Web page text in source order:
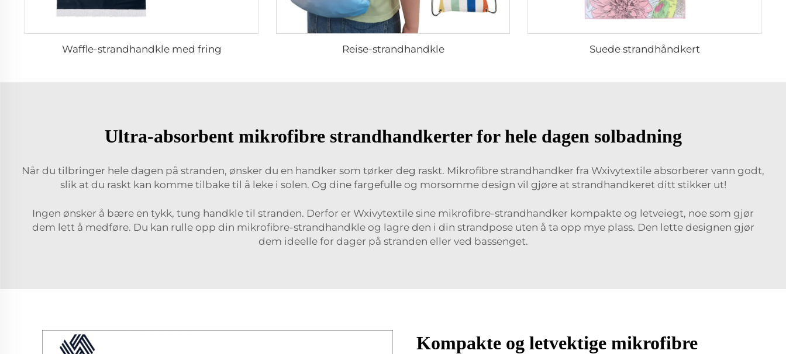
Waffle-strandhandkle med fring Reise-strandhandkle Suede strandhåndkert
Ultra-absorbent mikrofibre strandhandkerter for hele dagen solbadning
Når du tilbringer hele dagen på stranden, ønsker du en handker som tørker deg raskt. Mikrofibre strandhandker fra Wxivytextile absorberer vann godt,
slik at du raskt kan komme tilbake til å leke i solen. Og dine fargefulle og morsomme design vil gjøre at strandhandkeret ditt stikker ut!
Ingen ønsker å bære en tykk, tung handkle til stranden. Derfor er Wxivytextile sine mikrofibre-strandhandker kompakte og letveiegt, noe som gjør
dem lett å medføre. Du kan rulle opp din mikrofibre-strandhandkle og lagre den i din strandpose uten å ta opp mye plass. Den lette designen gjør
dem ideelle for dager på stranden eller ved bassenget.
Kompakte og letvektige mikrofibre